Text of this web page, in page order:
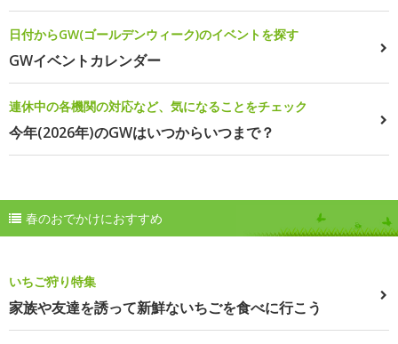
日付からGW(ゴールデンウィーク)のイベントを探す
GWイベントカレンダー
連休中の各機関の対応など、気になることをチェック
今年(2026年)のGWはいつからいつまで？
春のおでかけにおすすめ
いちご狩り特集
家族や友達を誘って新鮮ないちごを食べに行こう